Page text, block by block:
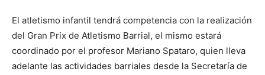
El atletismo infantil tendrá competencia con la realización
del Gran Prix de Atletismo Barrial, el mismo estará
coordinado por el profesor Mariano Spataro, quien lleva
adelante las actividades barriales desde la Secretaría de